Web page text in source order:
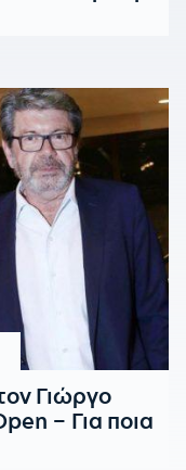
Γιώργο
– Για ποια